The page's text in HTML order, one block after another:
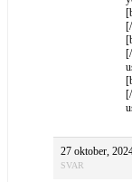
27 oktober,
SVAR